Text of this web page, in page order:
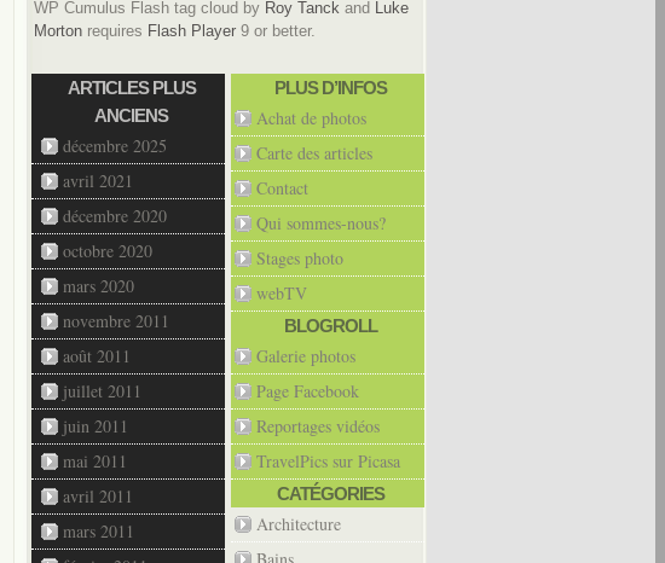
WP Cumulus Flash tag cloud by Roy Tanck and Luke
Morton requires Flash Player 9 or better.
ARTICLES PLUS
ANCIENS
décembre 2025
avril 2021
décembre 2020
octobre 2020
mars 2020
novembre 2011
août 2011
juillet 2011
juin 2011
mai 2011
avril 2011
mars 2011
PLUS D’INFOS
Achat de photos
Carte des articles
Contact
Qui sommes-nous?
Stages photo
webTV
BLOGROLL
Galerie photos
Page Facebook
Reportages vidéos
TravelPics sur Picasa
CATÉGORIES
Architecture